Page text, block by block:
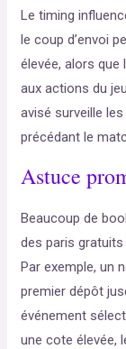
Le timing
le coup d’envoi
élevée, alors que
aux actions du
avisé surveille
précédant le
Astuce
Beaucoup de
des paris
Par exemple, un
premier dépôt
événement
une cote élevée,